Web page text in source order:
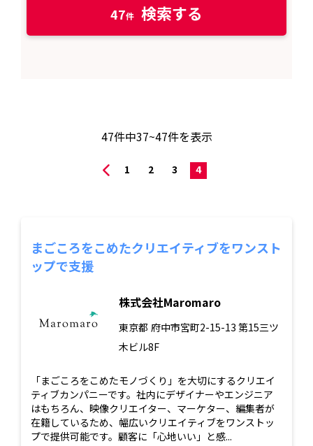
47 検索する
47件中37~47件を表示
1 2 3 4
まごころをこめたクリエイティブをワンスト
ップで支援
株式会社Maromaro
東京都 府中市宮町2-15-13 第15三ツ
木ビル8F
「まごころをこめたモノづくり」を大切にするクリエイ
ティブカンパニーです。社内にデザイナーやエンジニア
はもちろん、映像クリエイター、マーケター、編集者が
在籍しているため、幅広いクリエイティブをワンストッ
プで提供可能です。顧客に「心地いい」と感...